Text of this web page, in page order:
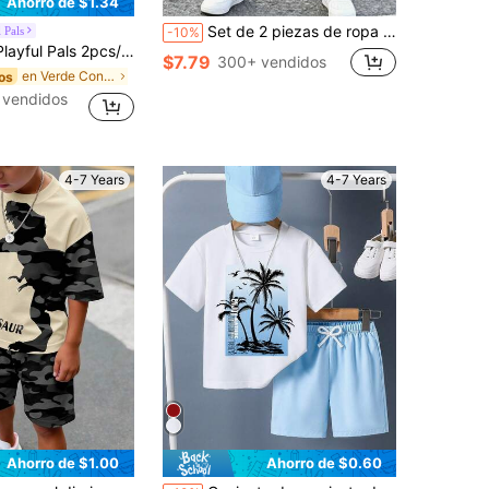
y estampado de eslogan & coche, y shorts con estampado a rayas, cómodo y de moda casual, adecuado para primavera/verano, juego al aire libre, versátil para uso diario, conjunto de verano para niños
en Verde Conjuntos para niños pequeños
-10% Set de 2 piezas de ropa casual para niños con camiseta de manga corta de cuello redondo y pantalones, diseño con letras inglesas y patrón degradado, adecuado para vacaciones, fiestas, primavera/verano/otoño, cómodo y de moda para la calle, al aire libre, escuela, regalo
$7.79 300+ vendidos
4-7 Years
Ahorro de $1.00
4-7 Years
Ahorro de $0.60
#3 Más vendidos en Vacaciones Conjuntos para niños pequeños